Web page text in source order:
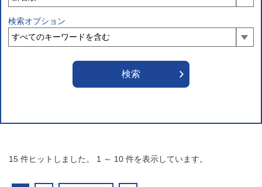
検索オプション
15 件ヒットしました。 1 ～ 10 件を表示しています。